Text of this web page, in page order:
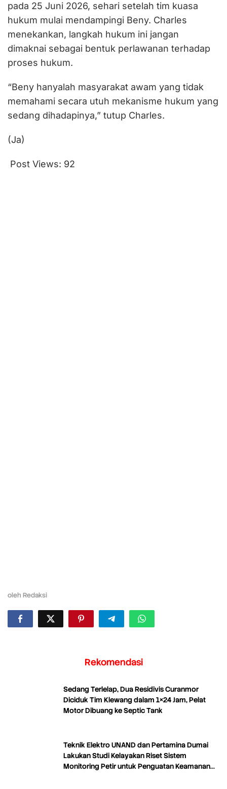
pada 25 Juni 2026, sehari setelah tim kuasa
hukum mulai mendampingi Beny. Charles
menekankan, langkah hukum ini jangan
dimaknai sebagai bentuk perlawanan terhadap
proses hukum.
“Beny hanyalah masyarakat awam yang tidak
memahami secara utuh mekanisme hukum yang
sedang dihadapinya,” tutup Charles.
(Ja)
Post Views: 92
oleh Redaksi
Rekomendasi
Sedang Terlelap, Dua Residivis Curanmor
Diciduk Tim Klewang dalam 1×24 Jam, Pelat
Motor Dibuang ke Septic Tank
Teknik Elektro UNAND dan Pertamina Dumai
Lakukan Studi Kelayakan Riset Sistem
Monitoring Petir untuk Penguatan Keamanan